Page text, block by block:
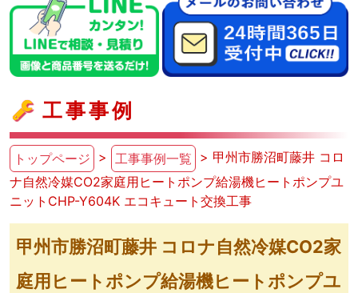
工事事例
トップページ > 工事事例一覧 > 甲州市勝沼町藤井 コロ
ナ自然冷媒CO2家庭用ヒートポンプ給湯機ヒートポンプユ
ニットCHP-Y604K エコキュート交換工事
甲州市勝沼町藤井 コロナ自然冷媒CO2家
庭用ヒートポンプ給湯機ヒートポンプユ